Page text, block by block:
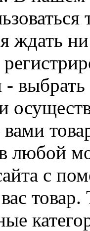
ждать
-
любой
с